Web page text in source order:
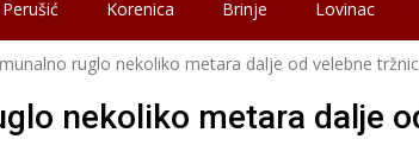
Perušić Korenica Brinje Lovinac
ruglo nekoliko metara dalje od velebne
nekoliko metara dalje